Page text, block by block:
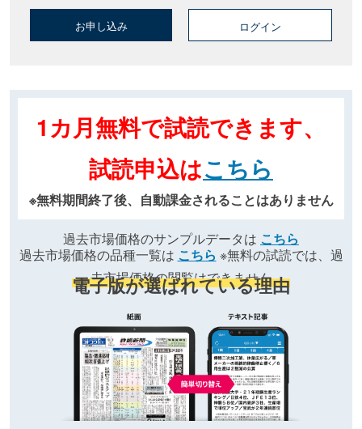
お申し込み ログイン
1カ月無料で試読できます、
試読申込はこちら
※無料期間終了後、自動課金されることはありません
過去市場価格のサンプルデータは こちら
過去市場価格の品種一覧は こちら ※無料の試読では、過
去市場価格の閲覧はできません
電子版が選ばれている理由